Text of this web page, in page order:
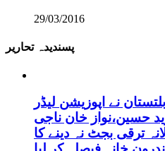
29/03/2016
پسندیدہ تحاریر
نے اپوزیشن لیڈر
حسین،نواز خان ناجی
ترقی بجٹ نہ دینے کا